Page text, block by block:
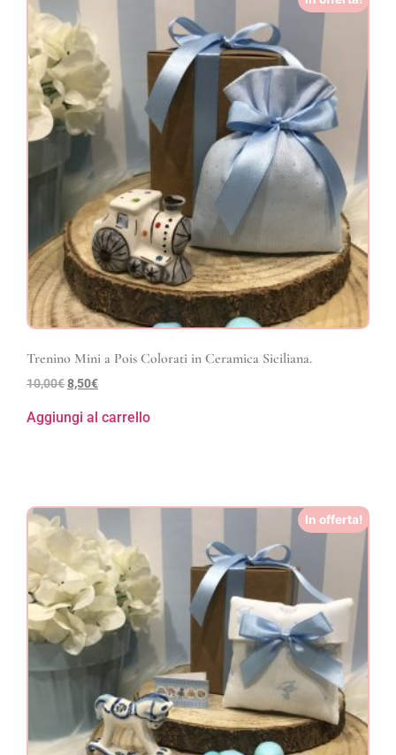
Trenino Mini a Pois Colorati in Ceramica Siciliana.
10,00€8,50€
Aggiungi al carrello
In offerta!